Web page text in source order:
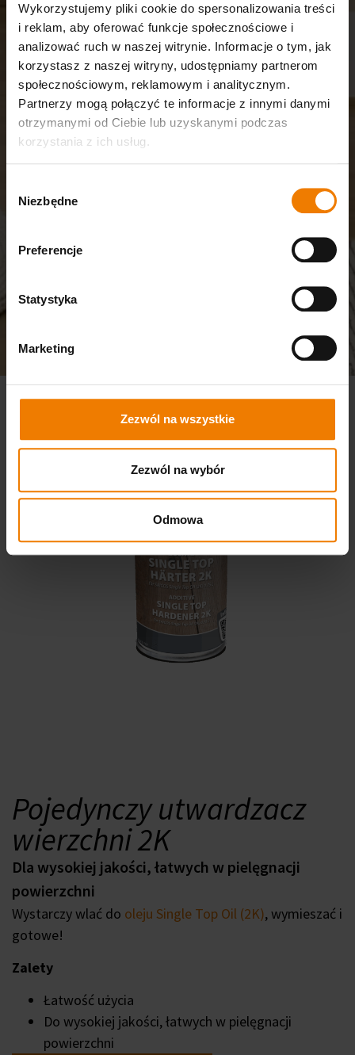
Wykorzystujemy pliki cookie do spersonalizowania treści
i reklam, aby oferować funkcje społecznościowe i
analizować ruch w naszej witrynie. Informacje o tym, jak
korzystasz z naszej witryny, udostępniamy partnerom
społecznościowym, reklamowym i analitycznym.
Partnerzy mogą połączyć te informacje z innymi danymi
otrzymanymi od Ciebie lub uzyskanymi podczas
korzystania z ich usług.
zgody
Niezbędne
Preferencje
Statystyka
Marketing
Zezwól na wszystkie
Zezwól na wybór
Odmowa
Pojedynczy utwardzacz
wierzchni 2K
Dla wysokiej jakości, łatwych w pielęgnacji
powierzchni
Wystarczy wlać do oleju Single Top Oil (2K), wymieszać i
gotowe!
Zalety
Łatwość użycia
Do wysokiej jakości, łatwych w pielęgnacji
powierzchni